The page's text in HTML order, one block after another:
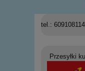
tel.: 609108114
Przesyłki